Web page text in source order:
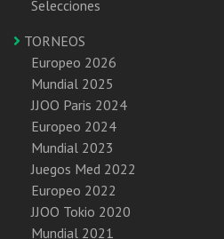
Selecciones
TORNEOS
Europeo 2026
Mundial 2025
JJOO Paris 2024
Europeo 2024
Mundial 2023
Juegos Med 2022
Europeo 2022
JJOO Tokio 2020
Mundial 2021